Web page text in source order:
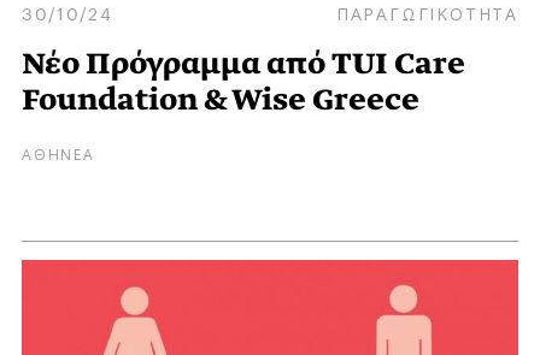
30/10/24 ΠΑΡΑΓΩΓΙΚΟΤΗΤΑ
Νέο Πρόγραμμα από TUI Care
Foundation & Wise Greece
ΑΘΗΝΕΑ